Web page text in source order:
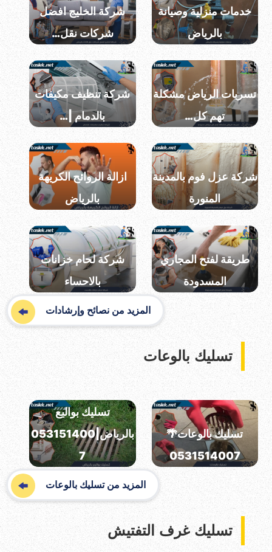
خدمات منزلية وصيانة
بالرياض
شركة الخليج افضل
شركات نقل…
تسربات الرياض مشكلة
تهم كل…
شركة تنظيف مكيفات
بالدمام |…
شركة عزل فوم بالمدينة
المنورة
ازالة الروائح الكريهة
بالرياض
طريقة لفتح المجاري
المسدودة
شركة لحام خزانات
بالاحساء
المزيد من نصائح وإرشادات
تسليك بالوعات
تسليك بالوعات🌴
0531514007
تسليك بواليع
بالرياض|053151400
7
المزيد من تسليك بالوعات
تسليك غرف التفتيش